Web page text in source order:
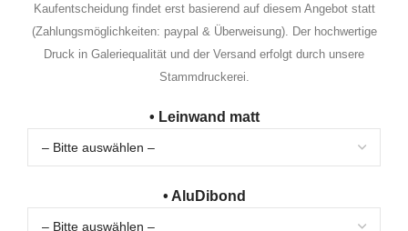
Kaufentscheidung findet erst basierend auf diesem Angebot statt
(Zahlungsmöglichkeiten: paypal & Überweisung). Der hochwertige
Druck in Galeriequalität und der Versand erfolgt durch unsere
Stammdruckerei.
• Leinwand matt
• AluDibond